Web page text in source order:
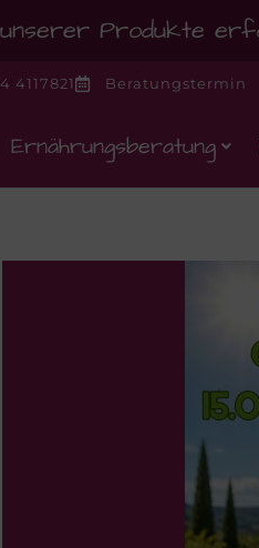
Produkte
4117821 Beratungstermin
Ernährungsberatung